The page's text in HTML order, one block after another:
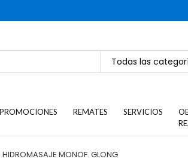
Todas las
PROMOCIONES REMATES SERVICIOS
HIDROMASAJE MONOF. GLONG